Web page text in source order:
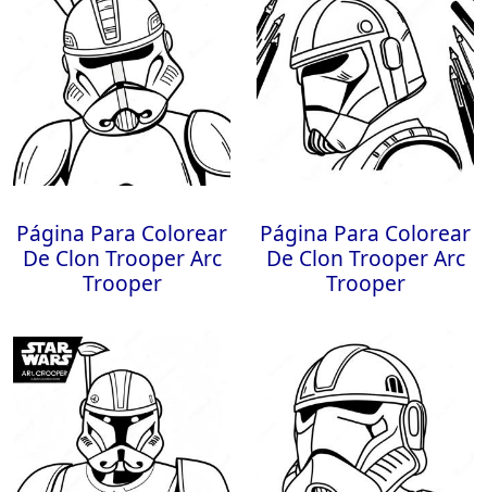
Página Para Colorear
De Clon Trooper Arc
Trooper
Página Para Colorear
De Clon Trooper Arc
Trooper